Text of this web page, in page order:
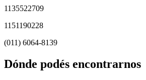
1135522709
1151190228
(011) 6064-8139
Dónde podés encontrarnos